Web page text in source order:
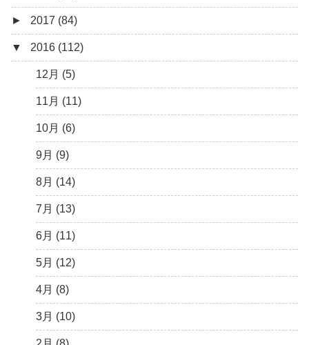
4月 (9)
3月 (15)
2月 (6)
1月 (10)
7月 (5)
6月 (8)
5月 (13)
4月 (12)
3月 (13)
2月 (14)
1月 (7)
8月 (2)
7月 (4)
6月 (6)
5月 (5)
4月 (10)
3月 (5)
2月 (11)
1月 (10)
10月 (8)
9月 (5)
8月 (9)
7月 (8)
6月 (3)
5月 (10)
4月 (7)
3月 (8)
2月 (19)
1月 (10)
11月 (11)
10月 (9)
9月 (16)
8月 (9)
7月 (11)
6月 (5)
5月 (8)
4月 (12)
3月 (9)
2月 (8)
1月 (9)
12月 (6)
11月 (4)
10月 (8)
9月 (12)
8月 (4)
7月 (7)
6月 (7)
5月 (7)
4月 (6)
3月 (6)
2月 (4)
1月 (6)
► 2017 (84)
12月 (5)
11月 (3)
10月 (5)
9月 (1)
8月 (4)
7月 (6)
6月 (6)
5月 (7)
4月 (9)
3月 (13)
2月 (12)
▼ 2016 (112)
12月 (5)
11月 (11)
10月 (6)
9月 (9)
8月 (14)
7月 (13)
6月 (11)
5月 (12)
4月 (8)
3月 (10)